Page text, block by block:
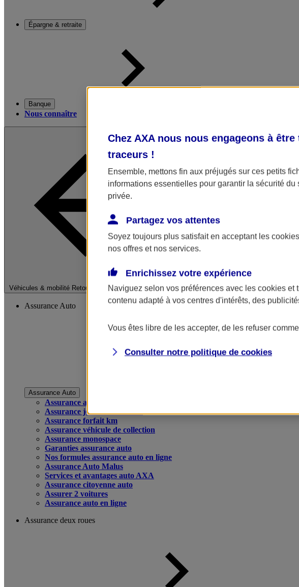
Épargne & retraite
Banque
Nous connaître
Véhicules & mobilité Retour à la section précédente
Fermer le menu principal
Assurance Auto
Assurance Auto
Assurance auto
Assurance jeune conducteur
Assurance forfait km
Assurance véhicule de collection
Assurance monospace
Garanties assurance auto
Nos formules assurance auto en ligne
Assurance Auto Malus
Services et avantages auto AXA
Assurance citoyenne auto
Assurer 2 voitures
Assurance auto en ligne
Assurance deux roues
Chez AXA nous nous engageons à
traceurs !
Ensemble, mettons fin aux préjugés sur ces petits
informations essentielles pour garantir la sécurité
privée.
Partagez vos attentes
Soyez toujours plus satisfait en acceptant les cookies
nos offres et nos services.
Enrichissez votre expérience
Naviguez selon vos préférences avec les cookies et
contenu adapté à vos centres d'intérêts, des
Vous êtes libre de les accepter, de les refuser
Consulter notre politique de cookies